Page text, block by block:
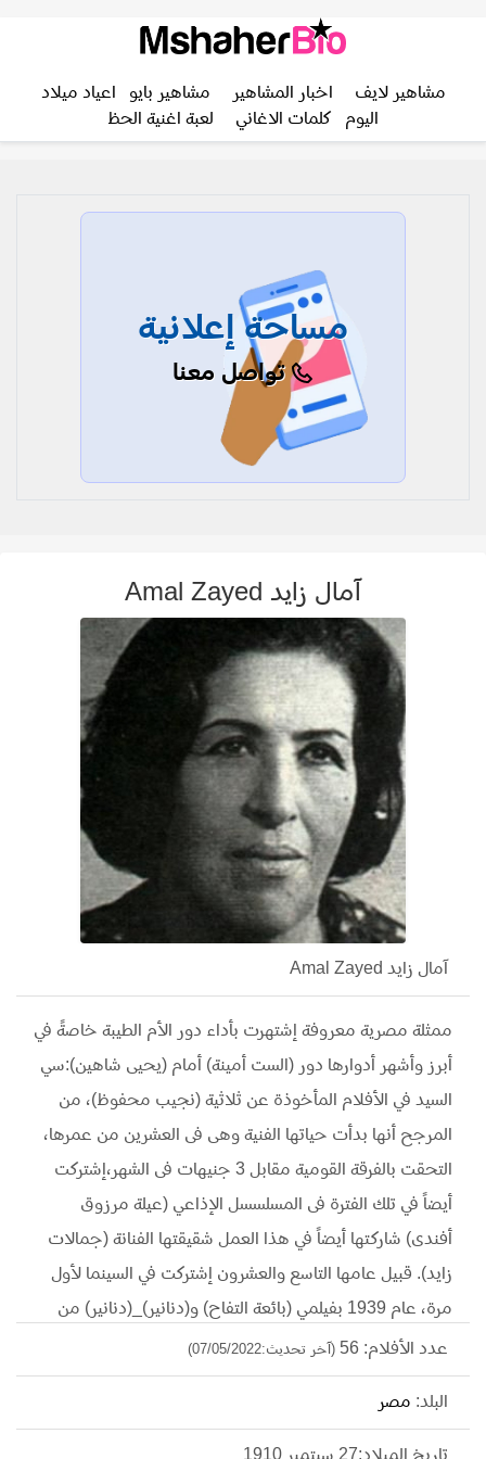
مشاهير لايف اخبار المشاهير مشاهير بايو
اعياد ميلاد
اليوم
كلمات الاغاني لعبة اغنية الحظ
مساحة إعلانية
تواصل معنا
آمال زايد Amal Zayed
آمال زايد Amal Zayed
ممثلة مصرية معروفة إشتهرت بأداء دور الأم الطيبة خاصةً في
أبرز وأشهر أدوارها دور (الست أمينة) أمام (يحيى شاهين):سي
السيد في الأفلام المأخوذة عن ثلاثية (نجيب محفوظ)، من
المرجح أنها بدأت حياتها الفنية وهى فى العشرين من عمرها،
التحقت بالفرقة القومية مقابل 3 جنيهات فى الشهر،إشتركت
أيضاً في تلك الفترة فى المسلسسل الإذاعي (عيلة مرزوق
أفندى) شاركتها أيضاً في هذا العمل شقيقتها الفنانة (جمالات
زايد). قبيل عامها التاسع والعشرون إشتركت في السينما لأول
مرة، عام 1939 بفيلمي (بائعة التفاح) و(دنانير)_(دنانير) من
ضابط جيش يدعى (عبد الله المنياوي) وهو أحد الضباط الأحرار
الذين شاركوا عبد الناصر في القيام بثورة يوليو بعد ذلك، ثم
عدد الأفلام: 56 (آخر تحديث:07/05/2022)
البلد: مصر